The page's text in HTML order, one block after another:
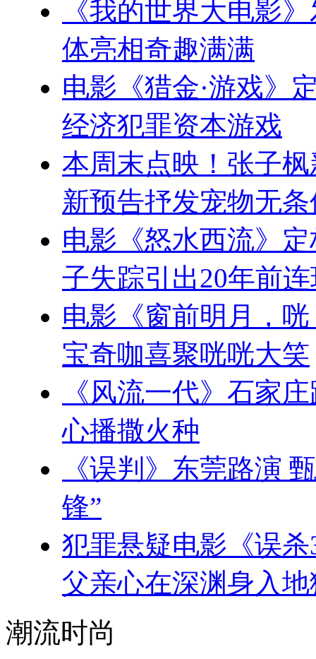
《我的世界大电影
体亮相奇趣满满
电影《猎金·游戏》
经济犯罪资本游戏
本周末点映！张子
新预告抒发宠物无
电影《怒水西流》
子失踪引出20年前
电影《窗前明月，
宝奇咖喜聚咣咣大笑
《风流一代》石家
心播撒火种
《误判》东莞路演
锋”
犯罪悬疑电影《误
父亲心在深渊身入
潮流时尚